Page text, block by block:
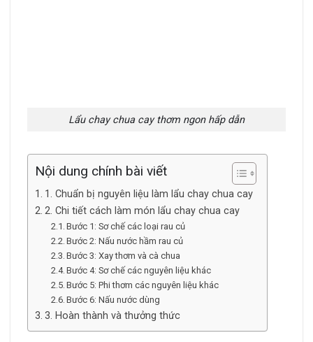
Lẩu chay chua cay thơm ngon hấp dẫn
Nội dung chính bài viết
1. Chuẩn bị nguyên liệu làm lẩu chay chua cay
2. Chi tiết cách làm món lẩu chay chua cay
Bước 1: Sơ chế các loại rau củ
Bước 2: Nấu nước hầm rau củ
Bước 3: Xay thơm và cà chua
Bước 4: Sơ chế các nguyên liệu khác
Bước 5: Phi thơm các nguyên liệu khác
Bước 6: Nấu nước dùng
3. Hoàn thành và thưởng thức